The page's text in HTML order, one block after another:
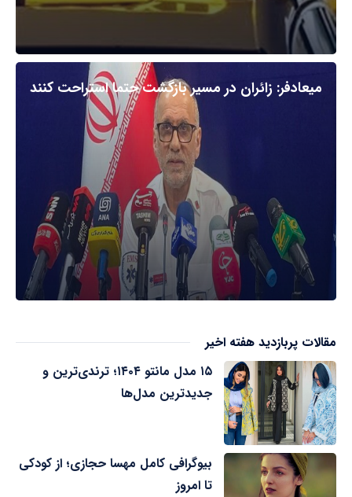
میعادفر: زائران در مسیر بازگشت حتما استراحت کنند
مقالات پربازدید هفته اخیر
۱۵ مدل مانتو ۱۴۰۴؛ ترندی‌ترین و
جدیدترین مدل‌ها
بیوگرافی کامل مهسا حجازی؛ از کودکی
تا امروز